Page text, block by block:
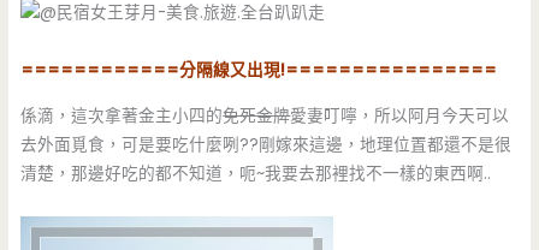
============分隔線又出現!================
係滴，這次拿著金主小四的免死金牌愛妻叮嚀，所以阿月今天可以
去外面覓食，可是要吃什麼咧??剛嫁來這邊，地理位置都還不是很
清楚，那邊好吃的都不知道，呃~我要去那裡找不一樣的東西啊..